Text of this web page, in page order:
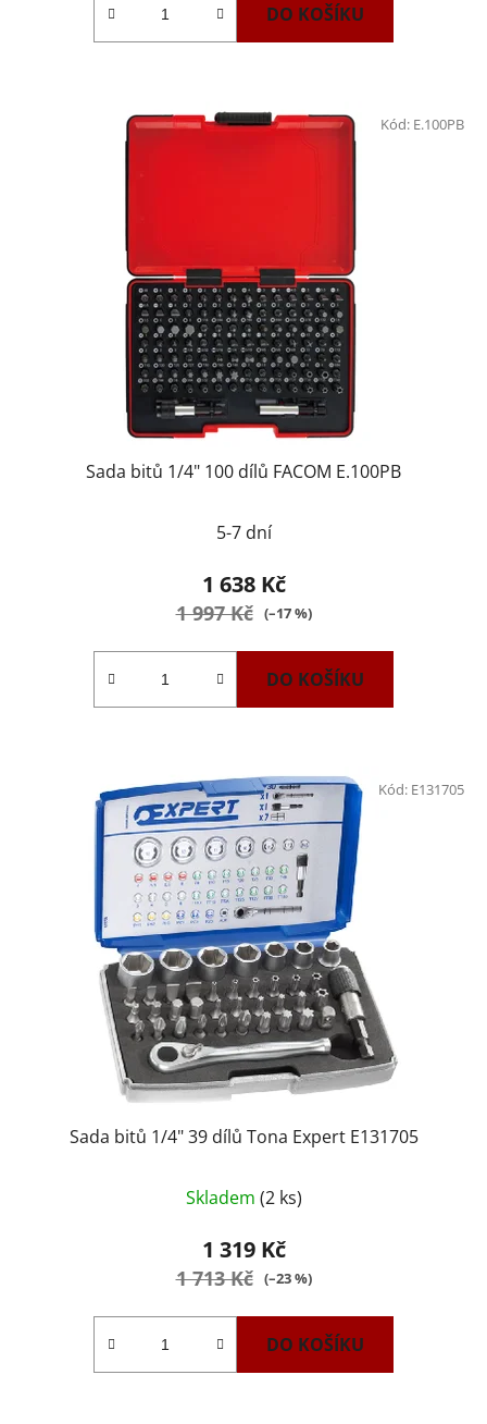
DO KOŠÍKU
Sada bitů 1/4" 100 dílů FACOM E.100PB
5-7 dní
1 638 Kč
1 997 Kč (–17 %)
DO KOŠÍKU
Kód: E.100PB
Sada bitů 1/4" 39 dílů Tona Expert E131705
Skladem (2 ks)
1 319 Kč
1 713 Kč (–23 %)
DO KOŠÍKU
Kód: E131705